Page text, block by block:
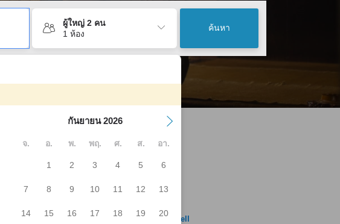
ผู้ใหญ่ 2 คน
1 ห้อง
ค้นหา
กันยายน 2026
จ. อ. พ. พฤ. ศ. ส. อา.
1 2 3 4 5 6
7 8 9 10 11 12 13
14 15 16 17 18 19 20
พิพิธภัณฑ์ศิลปะอิทชิคุ คูโบตา
Kawaguchiko Shopping Center Bell